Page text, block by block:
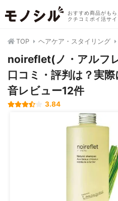
おすすめ商品がもら
クチコミポイ活サイ
TOP ヘアケア・スタイリング
noireflet(ノ・アルフ
口コミ・評判は？実
音レビュー12件
3.84